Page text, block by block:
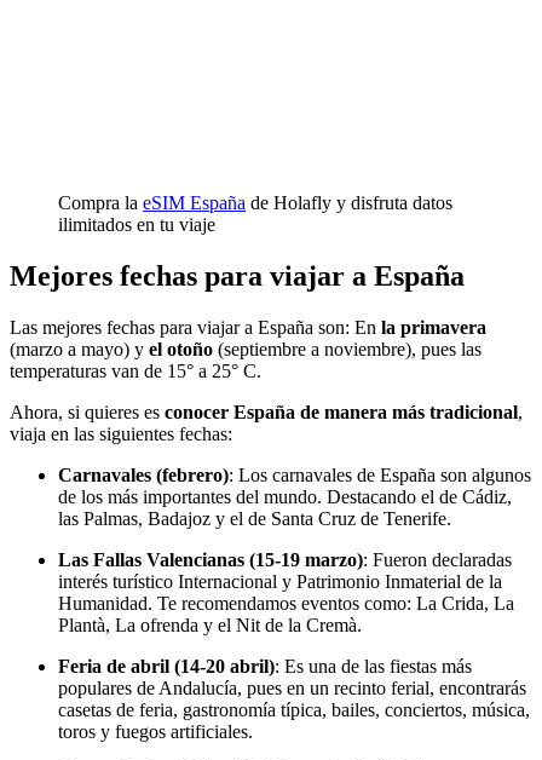
Compra la eSIM España de Holafly y disfruta datos
ilimitados en tu viaje
Mejores fechas para viajar a España
Las mejores fechas para viajar a España son: En la primavera
(marzo a mayo) y el otoño (septiembre a noviembre), pues las
temperaturas van de 15° a 25° C.
Ahora, si quieres es conocer España de manera más tradicional,
viaja en las siguientes fechas:
Carnavales (febrero): Los carnavales de España son algunos
de los más importantes del mundo. Destacando el de Cádiz,
las Palmas, Badajoz y el de Santa Cruz de Tenerife.
Las Fallas Valencianas (15-19 marzo): Fueron declaradas
interés turístico Internacional y Patrimonio Inmaterial de la
Humanidad. Te recomendamos eventos como: La Crida, La
Plantà, La ofrenda y el Nit de la Cremà.
Feria de abril (14-20 abril): Es una de las fiestas más
populares de Andalucía, pues en un recinto ferial, encontrarás
casetas de feria, gastronomía típica, bailes, conciertos, música,
toros y fuegos artificiales.